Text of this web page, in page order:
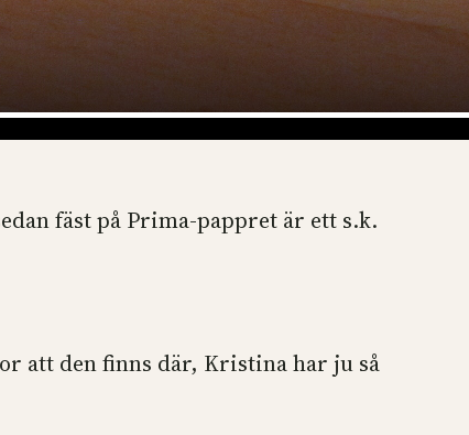
fäst på Prima-pappret är ett s.k.
att den finns där, Kristina har ju så